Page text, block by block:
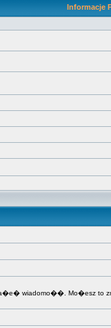
Informacje
wiadomo��. Mo�esz to